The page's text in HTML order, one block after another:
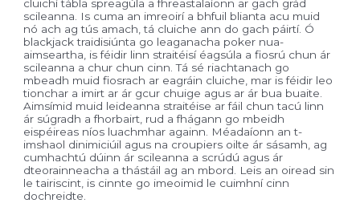
cluichí tábla spreagúla a fhreastalaíonn ar gach grád
scileanna. Is cuma an imreoirí a bhfuil blianta acu muid
nó ach ag tús amach, tá cluiche ann do gach páirtí. Ó
blackjack traidisiúnta go leaganacha poker nua-
aimseartha, is féidir linn straitéisí éagsúla a fiosrú chun ár
scileanna a chur chun cinn. Tá sé riachtanach go
mbeadh muid fiosrach ar eagráin cluiche, mar is féidir leo
tionchar a imirt ar ár gcur chuige agus ar ár bua buaite.
Aimsímid muid leideanna straitéise ar fáil chun tacú linn
ár súgradh a fhorbairt, rud a fhágann go mbeidh
eispéireas níos luachmhar againn. Méadaíonn an t-
imshaol dinimiciúil agus na croupiers oilte ár sásamh, ag
cumhachtú dúinn ár scileanna a scrúdú agus ár
dteorainneacha a thástáil ag an mbord. Leis an oiread sin
le tairiscint, is cinnte go imeoimid le cuimhní cinn
dochreidte.